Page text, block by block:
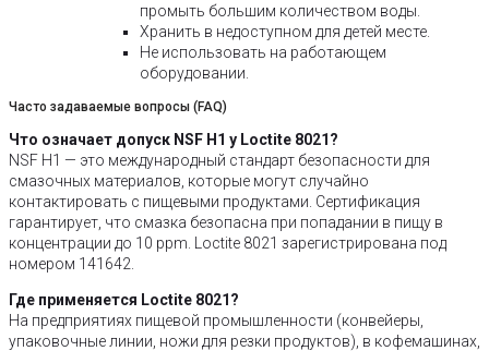
промыть большим количеством воды.
Хранить в недоступном для детей месте.
Не использовать на работающем
оборудовании.
Часто задаваемые вопросы (FAQ)
Что означает допуск NSF H1 у Loctite 8021?
NSF H1 — это международный стандарт безопасности для
смазочных материалов, которые могут случайно
контактировать с пищевыми продуктами. Сертификация
гарантирует, что смазка безопасна при попадании в пищу в
концентрации до 10 ppm. Loctite 8021 зарегистрирована под
номером 141642.
Где применяется Loctite 8021?
На предприятиях пищевой промышленности (конвейеры,
упаковочные линии, ножи для резки продуктов), в кофемашинах,